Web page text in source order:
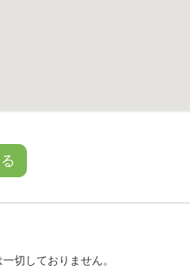
切しておりません。